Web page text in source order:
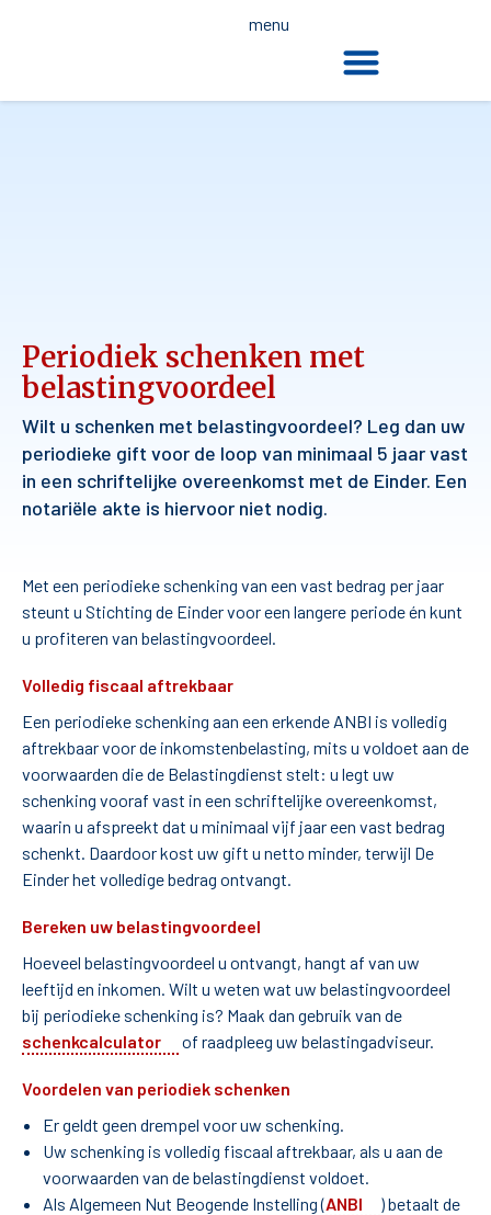
menu
Periodiek schenken met
belastingvoordeel
Wilt u schenken met belastingvoordeel? Leg dan uw
periodieke gift voor de loop van minimaal 5 jaar vast
in een schriftelijke overeenkomst met de Einder. Een
notariële akte is hiervoor niet nodig.
Met een periodieke schenking van een vast bedrag per jaar
steunt u Stichting de Einder voor een langere periode én kunt
u profiteren van belastingvoordeel.
Volledig fiscaal aftrekbaar
Een periodieke schenking aan een erkende ANBI is volledig
aftrekbaar voor de inkomstenbelasting, mits u voldoet aan de
voorwaarden die de Belastingdienst stelt: u legt uw
schenking vooraf vast in een schriftelijke overeenkomst,
waarin u afspreekt dat u minimaal vijf jaar een vast bedrag
schenkt. Daardoor kost uw gift u netto minder, terwijl De
Einder het volledige bedrag ontvangt.
Bereken uw belastingvoordeel
Hoeveel belastingvoordeel u ontvangt, hangt af van uw
leeftijd en inkomen. Wilt u weten wat uw belastingvoordeel
bij periodieke schenking is? Maak dan gebruik van de
schenkcalculator
(opent externe website in een nieuw
of raadpleeg uw belastingadviseur.
Voordelen van periodiek schenken
Er geldt geen drempel voor uw schenking.
Uw schenking is volledig fiscaal aftrekbaar, als u aan de
voorwaarden van de belastingdienst voldoet.
Als Algemeen Nut Beogende Instelling (ANBI (opent
) betaalt de